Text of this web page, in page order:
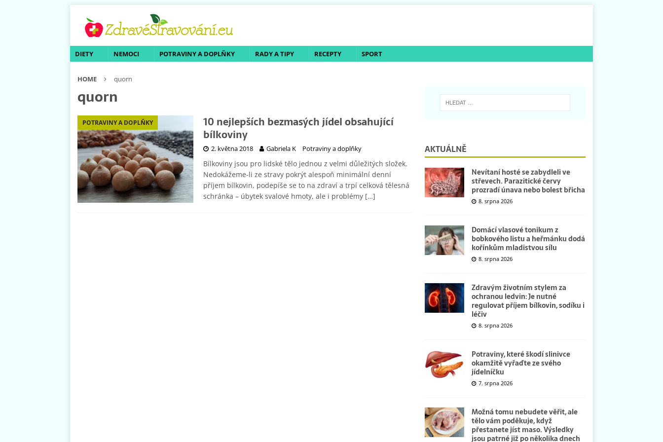
DIETY NEMOCI POTRAVINY A DOPLŇKY RADY A TIPY RECEPTY SPORT
HOME quorn
quorn
POTRAVINY A DOPLŇKY
10 nejlepších bezmasých jídel obsahující
bílkoviny
2. května 2018 Gabriela K Potraviny a doplňky
Bílkoviny jsou pro lidské tělo jednou z velmi důležitých složek.
Nedokážeme-li ze stravy pokrýt alespoň minimální denní
příjem bílkovin, podepíše se to na zdraví a trpí celková tělesná
schránka – úbytek svalové hmoty, ale i problémy […]
AKTUÁLNĚ
Nevítaní hosté se zabydleli ve
střevech. Parazitické červy
prozradí únava nebo bolest břicha
8. srpna 2026
Domácí vlasové tonikum z
bobkového listu a heřmánku dodá
kořínkům mladistvou sílu
8. srpna 2026
Zdravým životním stylem za
ochranou ledvin: Je nutné
regulovat příjem bílkovin, sodíku i
léčiv
8. srpna 2026
Potraviny, které škodí slinivce
okamžitě vyřaďte ze svého
jídelníčku
7. srpna 2026
Možná tomu nebudete věřit, ale
tělo vám poděkuje, když
přestanete jíst maso. Výsledky
jsou patrné již po několika dnech